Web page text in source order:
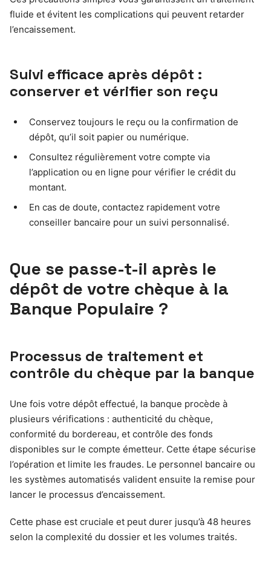
fluide et évitent les complications qui peuvent retarder
l’encaissement.
Suivi efficace après dépôt :
conserver et vérifier son reçu
Conservez toujours le reçu ou la confirmation de
dépôt, qu’il soit papier ou numérique.
Consultez régulièrement votre compte via
l’application ou en ligne pour vérifier le crédit du
montant.
En cas de doute, contactez rapidement votre
conseiller bancaire pour un suivi personnalisé.
Que se passe-t-il après le
dépôt de votre chèque à la
Banque Populaire ?
Processus de traitement et
contrôle du chèque par la banque
Une fois votre dépôt effectué, la banque procède à
plusieurs vérifications : authenticité du chèque,
conformité du bordereau, et contrôle des fonds
disponibles sur le compte émetteur. Cette étape sécurise
l’opération et limite les fraudes. Le personnel bancaire ou
les systèmes automatisés valident ensuite la remise pour
lancer le processus d’encaissement.
Cette phase est cruciale et peut durer jusqu’à 48 heures
selon la complexité du dossier et les volumes traités.